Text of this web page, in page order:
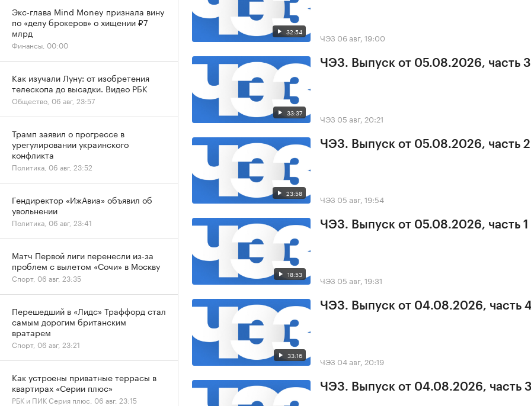
32:54 ЧЭЗ 06 авг, 19:00
33:37
ЧЭЗ. Выпуск от 05.08.2026, часть 3
ЧЭЗ 05 авг, 20:21
23:58
ЧЭЗ. Выпуск от 05.08.2026, часть 2
ЧЭЗ 05 авг, 19:54
18:53
ЧЭЗ. Выпуск от 05.08.2026, часть 1
ЧЭЗ 05 авг, 19:31
33:16
ЧЭЗ. Выпуск от 04.08.2026, часть
ЧЭЗ 04 авг, 20:19
ЧЭЗ. Выпуск от 04.08.2026, часть
Экс-глава Mind Money признала вину
по «делу брокеров» о хищении ₽7
млрд
Финансы, 00:00
Как изучали Луну: от изобретения
телескопа до высадки. Видео РБК
Общество, 06 авг, 23:57
Трамп заявил о прогрессе в
урегулировании украинского
конфликта
Политика, 06 авг, 23:52
Гендиректор «ИжАвиа» объявил об
увольнении
Политика, 06 авг, 23:41
Матч Первой лиги перенесли из-за
проблем с вылетом «Сочи» в Москву
Спорт, 06 авг, 23:35
Перешедший в «Лидс» Траффорд стал
самым дорогим британским
вратарем
Спорт, 06 авг, 23:21
Как устроены приватные террасы в
квартирах «Серии плюс»
РБК и ПИК Серия плюс, 06 авг, 23:15